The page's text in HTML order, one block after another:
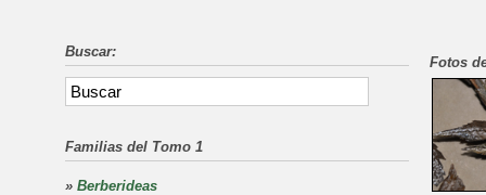
Fotos
Buscar:
Familias del Tomo 1
» Berberideas